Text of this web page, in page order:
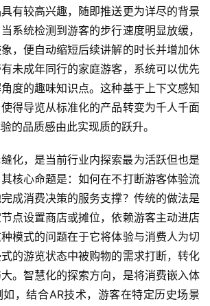
注册
有较高兴趣，随即推送更为详尽的背景
系统检测到游客的步行速度明显放缓，
，便自动缩短后续讲解的时长并增加休
未成年同行的家庭游客，系统可以优先
度的趣味知识点。这种基于上下文感知
得导览从标准化的产品转变为千人千面
的品质感由此实现质的跃升。
化，是当前行业内探索最为活跃但也是
核心命题是：如何在不打断游客体验流
成消费决策的服务支撑？传统的做法是
点设置商店或摊位，依赖游客主动进店
模式的问题在于它将体验与消费人为切
的游览状态中被购物的需求打断，转化
。智慧化的探索方向，是将消费嵌入体
，结合AR技术，游客在特定历史场景